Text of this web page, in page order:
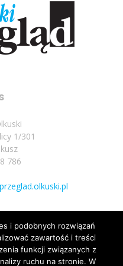
1/301
786
nami
i podobnych rozwiązań
zawartość i treści
funkcji związanych z
ruchu na stronie. W